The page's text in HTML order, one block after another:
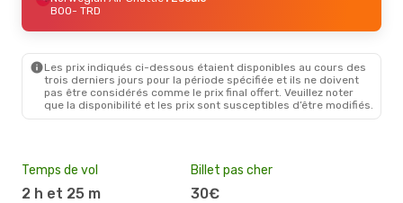
BOO- TRD
Les prix indiqués ci-dessous étaient disponibles au cours des
trois derniers jours pour la période spécifiée et ils ne doivent
pas être considérés comme le prix final offert. Veuillez noter
que la disponibilité et les prix sont susceptibles d’être modifiés.
Temps de vol
2 h et 25 m
Billet pas cher
30€